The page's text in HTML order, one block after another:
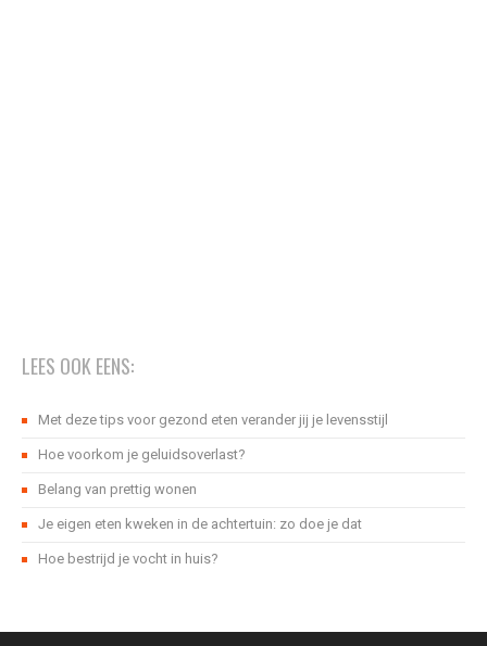
LEES OOK EENS:
Met deze tips voor gezond eten verander jij je levensstijl
Hoe voorkom je geluidsoverlast?
Belang van prettig wonen
Je eigen eten kweken in de achtertuin: zo doe je dat
Hoe bestrijd je vocht in huis?